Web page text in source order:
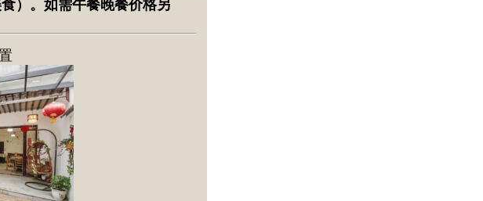
）。如需午餐晚餐价格另